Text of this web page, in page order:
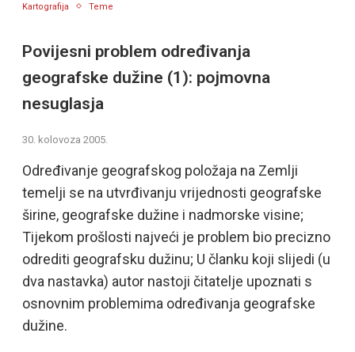
Kartografija Teme
Povijesni problem određivanja
geografske dužine (1): pojmovna
nesuglasja
30. kolovoza 2005.
Određivanje geografskog položaja na Zemlji
temelji se na utvrđivanju vrijednosti geografske
širine, geografske dužine i nadmorske visine;
Tijekom prošlosti najveći je problem bio precizno
odrediti geografsku dužinu; U članku koji slijedi (u
dva nastavka) autor nastoji čitatelje upoznati s
osnovnim problemima određivanja geografske
dužine.